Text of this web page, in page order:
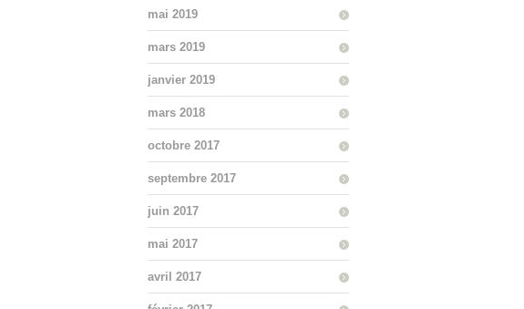
mai 2019
mars 2019
janvier 2019
mars 2018
octobre 2017
septembre 2017
juin 2017
mai 2017
avril 2017